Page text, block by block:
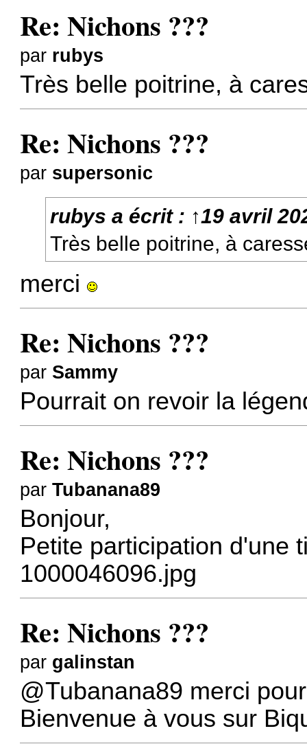
Re: Nichons ???
par rubys
Très belle poitrine, à
Re: Nichons ???
par supersonic
rubys a écrit : ↑19 avril
Très belle poitrine, à
merci
Re: Nichons ???
par Sammy
Pourrait on revoir la
Re: Nichons ???
parTubanana89
Bonjour,
Petite participation d'une
1000046096.jpg
Re: Nichons ???
par galinstan
@Tubanana89 merci
Bienvenue à vous sur